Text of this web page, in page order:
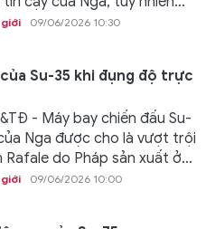
09/06/2026 10:30
Su-35 khi đụng độ trực
- Máy bay chiến đấu Su-
Nga được cho là vượt trội
Rafale do Pháp sản xuất ở...
09/06/2026 10:00